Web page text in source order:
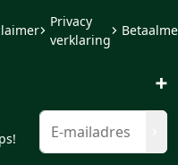
Privacy
verklaring
+